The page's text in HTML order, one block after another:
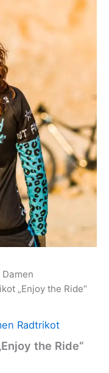
Damen
„Enjoy the Ride“
Radtrikot
the Ride“